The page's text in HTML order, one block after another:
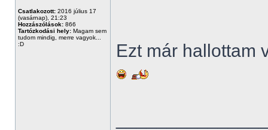
Csatlakozott: 2016 július 17
(vasárnap), 21:23
Hozzászólások: 866
Tartózkodási hely: Magam sem
tudom mindig, merre vagyok...
:D
Ezt már hallottam